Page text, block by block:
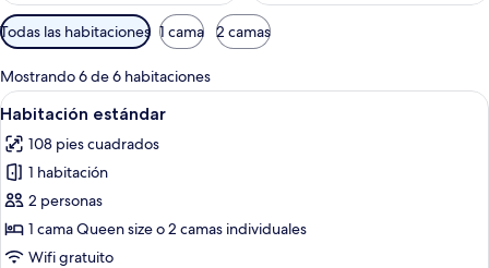
Filtros
disponibles
para
las
habitaciones
Todas las habitaciones 1 cama 2 camas
Mostrando 6 de 6 habitaciones
Abrir
todas
las
fotos
de
Habitación
estándar
Un dormitorio con cama, mesita de
7
Habitación estándar
108 pies cuadrados
1 habitación
2 personas
1 cama Queen size o 2 camas individuales
Wifi gratuito